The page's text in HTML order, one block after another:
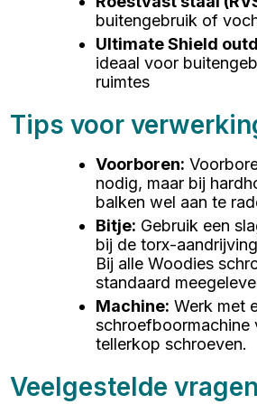
buitengebruik of
Ultimate Shield
ideaal voor
ruimtes
Tips voor
Voorboren:
nodig, maar bij
balken wel aan te
Bitje: Gebruik een
bij de torx-
Bij alle Woodies
standaard
Machine: Werk met
schroefboormachine
tellerkop schroeven.
Veelgestelde vragen